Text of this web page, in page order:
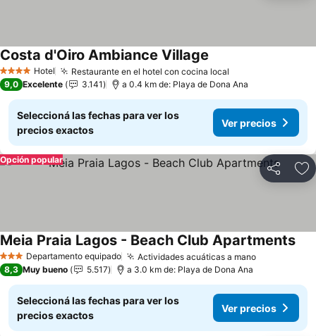
4 EstrellasHotel Restaurante en el hotel con cocina local
Costa d'Oiro Ambiance Village
9,0 Excelente 3.141 a 0.4 km de: Playa de Dona Ana
Seleccioná las fechas para ver los
precios exactos
Ver precios
Compartir
Opción popular
3 EstrellasDepartamento equipado Actividades acuáticas a mano
Meia Praia Lagos - Beach Club Apartments
8,3 Muy bueno 5.517 a 3.0 km de: Playa de Dona Ana
Seleccioná las fechas para ver los
precios exactos
Ver precios